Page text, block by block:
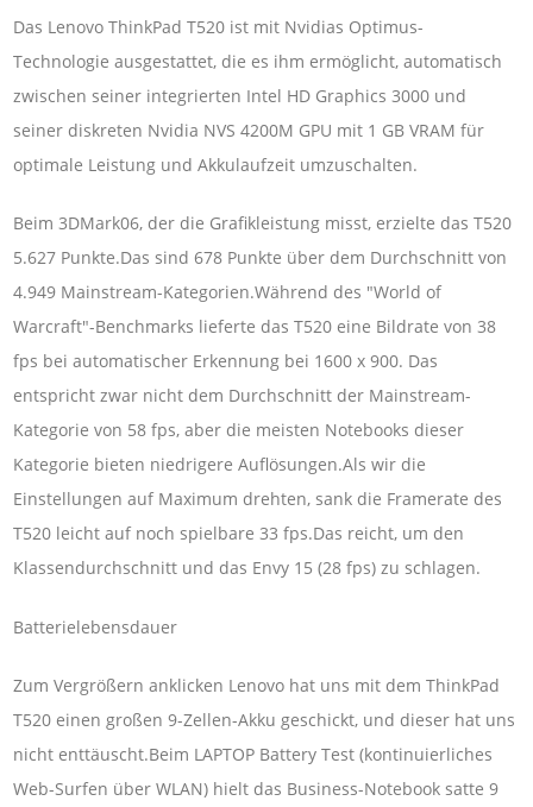
Das Lenovo ThinkPad T520 ist mit Nvidias Optimus-
Technologie ausgestattet, die es ihm ermöglicht, automatisch
zwischen seiner integrierten Intel HD Graphics 3000 und
seiner diskreten Nvidia NVS 4200M GPU mit 1 GB VRAM für
optimale Leistung und Akkulaufzeit umzuschalten.
Beim 3DMark06, der die Grafikleistung misst, erzielte das T520
5.627 Punkte.Das sind 678 Punkte über dem Durchschnitt von
4.949 Mainstream-Kategorien.Während des "World of
Warcraft"-Benchmarks lieferte das T520 eine Bildrate von 38
fps bei automatischer Erkennung bei 1600 x 900. Das
entspricht zwar nicht dem Durchschnitt der Mainstream-
Kategorie von 58 fps, aber die meisten Notebooks dieser
Kategorie bieten niedrigere Auflösungen.Als wir die
Einstellungen auf Maximum drehten, sank die Framerate des
T520 leicht auf noch spielbare 33 fps.Das reicht, um den
Klassendurchschnitt und das Envy 15 (28 fps) zu schlagen.
Batterielebensdauer
Zum Vergrößern anklicken Lenovo hat uns mit dem ThinkPad
T520 einen großen 9-Zellen-Akku geschickt, und dieser hat uns
nicht enttäuscht.Beim LAPTOP Battery Test (kontinuierliches
Web-Surfen über WLAN) hielt das Business-Notebook satte 9